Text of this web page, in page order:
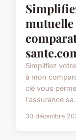
mutuelle
Simplifiez
à mon
clé vous
l'assurance
30 décembre